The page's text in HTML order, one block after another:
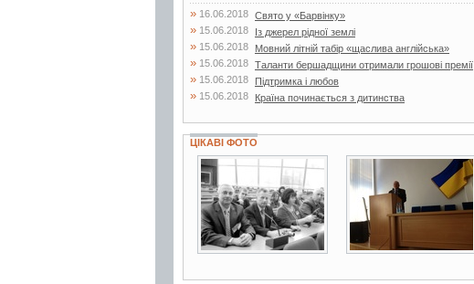
» 16.06.2018 Свято у «Барвінку»
» 15.06.2018 Із джерел рідної землі
» 15.06.2018 Мовний літній табір «щаслива англійська»
» 15.06.2018 Таланти бершадщини отримали грошові премії
» 15.06.2018 Підтримка і любов
» 15.06.2018
Країна починається з дитинства
ЦІКАВІ ФОТО
3 фото